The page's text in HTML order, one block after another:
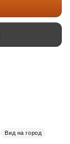
Вид на город